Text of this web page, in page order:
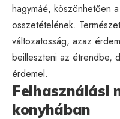
hagymáé, köszönhetően
összetételének.
változatosság, azaz
beilleszteni az étrendbe,
érdemel.
Felhasználási
konyhában